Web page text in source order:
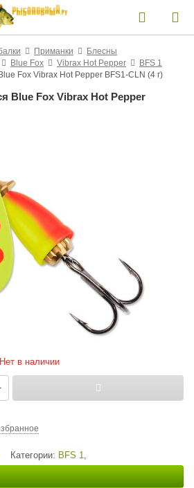
Приманки
Блесны
Blue Fox Vibrax Hot Pepper
BFS 1
Fox Vibrax Hot Pepper BFS1-CLN (4 г)
Blue Fox Vibrax Hot Pepper
Нет в наличии
Категории: BFS 1,